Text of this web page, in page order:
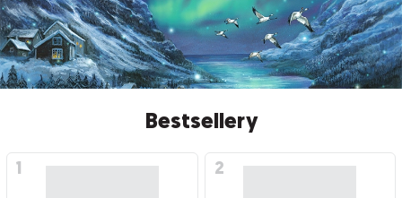
Bestsellery